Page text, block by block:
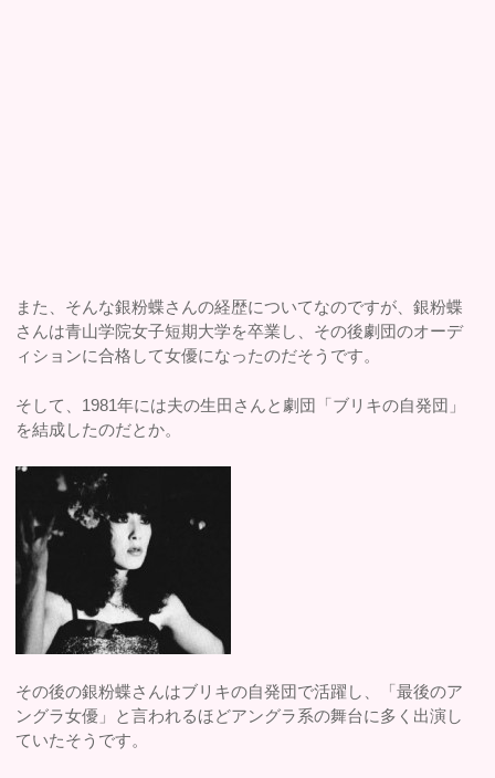
また、そんな銀粉蝶さんの経歴についてなのですが、銀粉蝶
さんは青山学院女子短期大学を卒業し、その後劇団のオーデ
ィションに合格して女優になったのだそうです。
そして、1981年には夫の生田さんと劇団「ブリキの自発団」
を結成したのだとか。
その後の銀粉蝶さんはブリキの自発団で活躍し、「最後のア
ングラ女優」と言われるほどアングラ系の舞台に多く出演し
ていたそうです。